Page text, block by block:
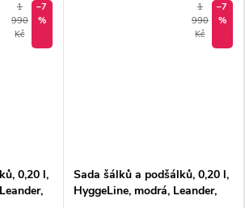
1
990
Kč
–7
%
0,20 l,
1
990
Kč
–7
%
Sada šálků a podšálků, 0,20 l,
HyggeLine, modrá, Leander,